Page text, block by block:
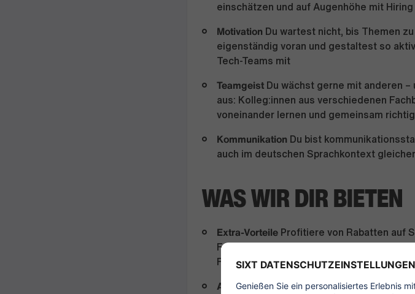
einschätzen und auf Augenhöhe mit
Motivation Du wartest nicht, bis Themen
eigenständig voran und gestaltest so
Tech-Teams mit
Teamgeist Du wächst gerne mit anderen
aus: Kolleg:innen aus verschiedenen
voneinander lernen und gemeinsam
Kommunikation Du bist
auch im deutschen Sprachkontext
WAS WIR DIR BIETEN
Extra-Vorteile Profitiere von Rabatten auf
Fahrzeugleasing-Angeboten sowie
Fashion und mehr
AI ExcellenceMit Claude by Anthropic und